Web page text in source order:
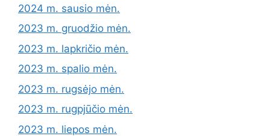
2024 m. sausio mėn.
2023 m. gruodžio mėn.
2023 m. lapkričio mėn.
2023 m. spalio mėn.
2023 m. rugsėjo mėn.
2023 m. rugpjūčio mėn.
2023 m. liepos mėn.